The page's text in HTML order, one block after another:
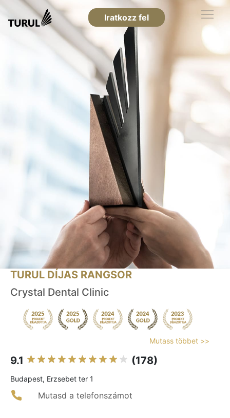
Iratkozz fel
TURUL DÍJAS RANGSOR
Crystal Dental Clinic
Mutass többet >>
9.1 (178)
Budapest, Erzsebet ter 1
Mutasd a telefonszámot